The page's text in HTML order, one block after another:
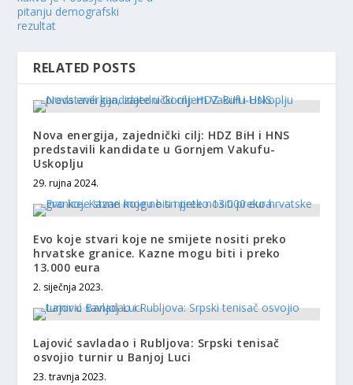
pitanju demografski
rezultat
RELATED POSTS
Nova energija, zajednički cilj: HDZ BiH i HNS
predstavili kandidate u Gornjem Vakufu-
Uskoplju
29. rujna 2024.
Evo koje stvari koje ne smijete nositi preko
hrvatske granice. Kazne mogu biti i preko
13.000 eura
2. siječnja 2023.
Lajović savladao i Rubljova: Srpski tenisač
osvojio turnir u Banjoj Luci
23. travnja 2023.